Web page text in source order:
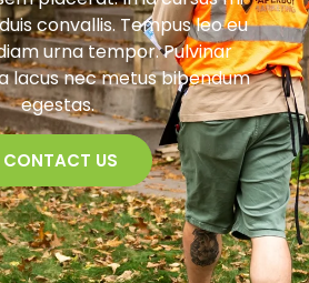
convallis. Tempus leo eu
urna tempor. Pulvinar
lacus nec metus bibendum
egestas.
CONTACT US